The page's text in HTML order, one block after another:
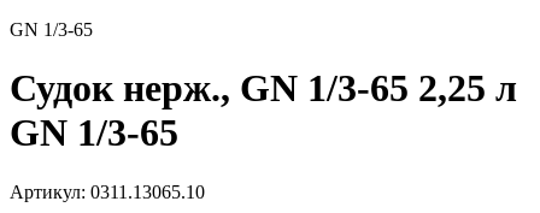
GN 1/3-65
Судок нерж., GN 1/3-65 2,25 л
GN 1/3-65
Артикул: 0311.13065.10